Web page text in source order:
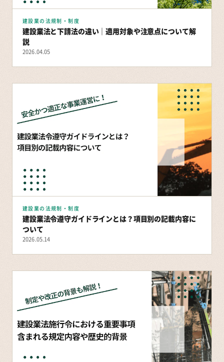
建設業の法規制・制度
建設業法と下請法の違い｜適用対象や注意点について解
説
2026.04.05
建設業の法規制・制度
建設業法令遵守ガイドラインとは？項目別の記載内容に
ついて
2026.05.14